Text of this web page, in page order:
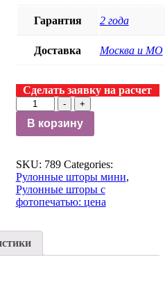
Гарантия 2 года
Доставка Москва и МО
Сделать заявку на расчет
- +
В корзину
SKU: 789 Categories:
Рулонные шторы мини,
Рулонные шторы с
фотопечатью: цена